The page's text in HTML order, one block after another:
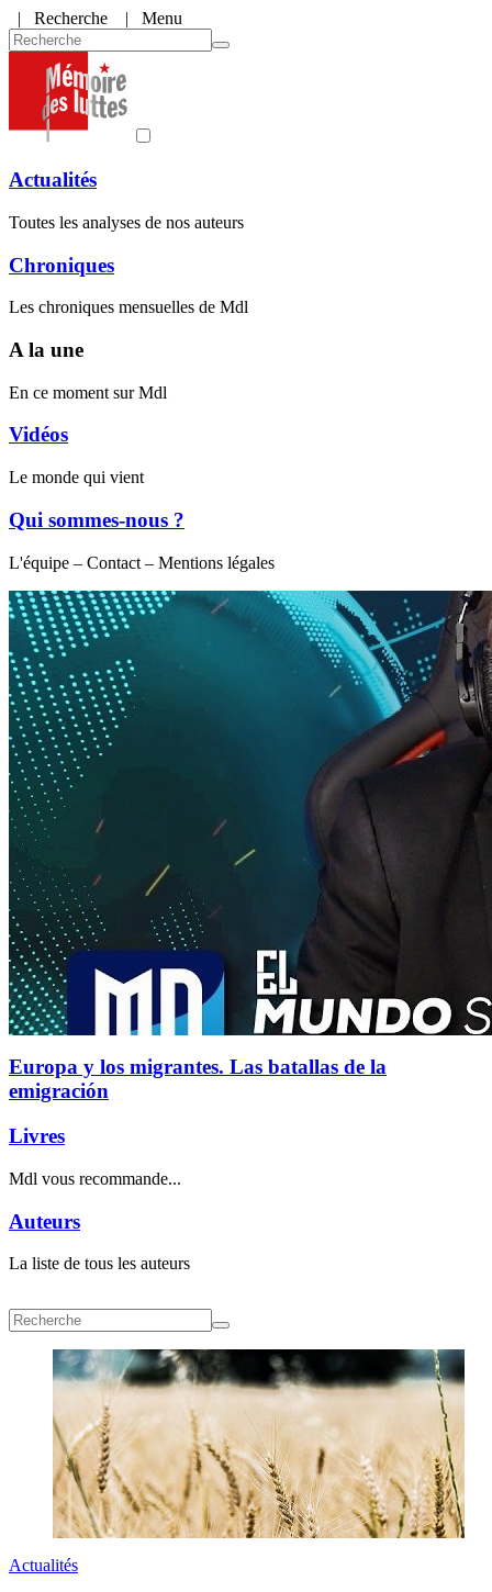
| Recherche | Menu
Actualités
Toutes les analyses de nos auteurs
Chroniques
Les chroniques mensuelles de Mdl
A la une
En ce moment sur Mdl
Vidéos
Le monde qui vient
Qui sommes-nous ?
L'équipe – Contact – Mentions légales
Europa y los migrantes. Las batallas de la
emigración
Livres
Mdl vous recommande...
Auteurs
La liste de tous les auteurs
Actualités